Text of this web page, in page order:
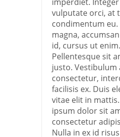
imperdiet.
vulputate orci, at
condimentum eu.
magna,
id, cursus ut enim.
Pellentesque sit
justo. Vestibulum
consectetur,
facilisis ex. Duis
vitae elit in
ipsum dolor sit
consectetur